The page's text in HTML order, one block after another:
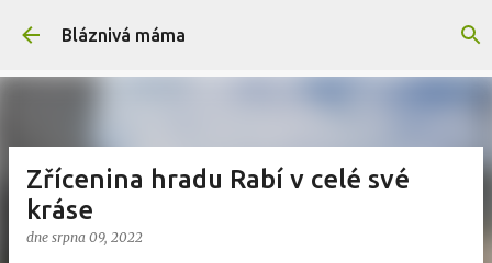
Přeskočit na hlavní obsah
Bláznivá máma
Zřícenina hradu Rabí v celé své
kráse
dne srpna 09, 2022